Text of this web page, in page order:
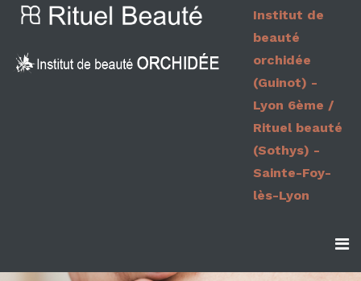
Institut de
beauté
orchidée
(Guinot) -
Lyon 6ème /
Rituel beauté
(Sothys) -
Sainte-Foy-
lès-Lyon